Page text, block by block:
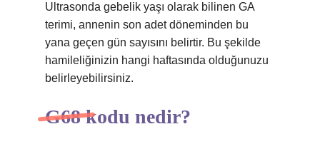
Ultrasonda gebelik yaşı olarak bilinen GA
terimi, annenin son adet döneminden bu
yana geçen gün sayısını belirtir. Bu şekilde
hamileliğinizin hangi haftasında olduğunuzu
belirleyebilirsiniz.
G68 kodu nedir?